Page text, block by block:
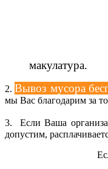
макулатура.
2. Вывоз мусора
мы Вас благодарим за
3. Если Ваша
допустим,